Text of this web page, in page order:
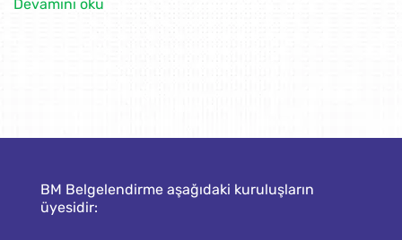
Devamını oku
BM Belgelendirme aşağıdaki kuruluşların
üyesidir: